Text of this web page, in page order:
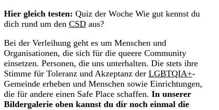
Hier gleich testen: Quiz der Woche Wie gut kennst du
dich rund um den CSD aus?
Bei der Verleihung geht es um Menschen und
Organisationen, die sich für die queere Community
einsetzen. Personen, die uns unterhalten. Die stets ihre
Stimme für Toleranz und Akzeptanz der LGBTQIA+-
Gemeinde erheben und Menschen sowie Einrichtungen,
die für andere einen Safe Place schaffen. In unserer
Bildergalerie oben kannst du dir noch einmal die